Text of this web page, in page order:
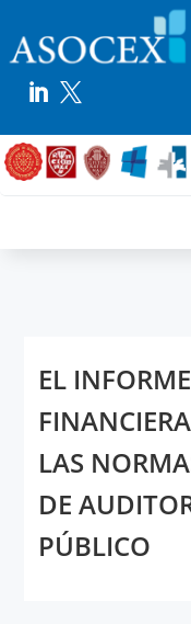
 
EL
LAS
DE
PÚBLICO